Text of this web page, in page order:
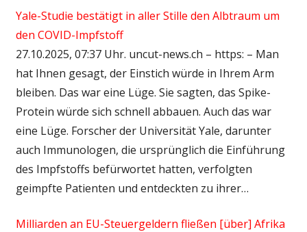
Yale-Studie bestätigt in aller Stille den Albtraum um
den COVID-Impfstoff
27.10.2025, 07:37 Uhr. uncut-news.ch – https: – Man
hat Ihnen gesagt, der Einstich würde in Ihrem Arm
bleiben. Das war eine Lüge. Sie sagten, das Spike-
Protein würde sich schnell abbauen. Auch das war
eine Lüge. Forscher der Universität Yale, darunter
auch Immunologen, die ursprünglich die Einführung
des Impfstoffs befürwortet hatten, verfolgten
geimpfte Patienten und entdeckten zu ihrer…
Milliarden an EU-Steuergeldern fließen [über] Afrika